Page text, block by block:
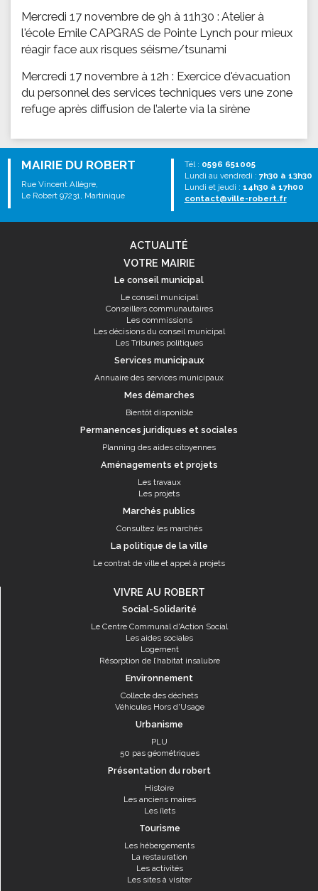
Mercredi 17 novembre de 9h à 11h30 : Atelier à
l'école Emile CAPGRAS de Pointe Lynch pour mieux
réagir face aux risques séisme/tsunami
Mercredi 17 novembre à 12h : Exercice d'évacuation
du personnel des services techniques vers une zone
refuge après diffusion de l’alerte via la sirène
MAIRIE DU ROBERT
Rue Vincent Allègre,
Le Robert 97231, Martinique
Tél : 0596 651005
Lundi au vendredi : 7h30 à 13h30
Lundi et jeudi : 14h30 à 17h00
contact@ville-robert.fr
ACTUALITÉ
VOTRE MAIRIE
Le conseil municipal
Le conseil municipal
Conseillers communautaires
Les commissions
Les décisions du conseil municipal
Les Tribunes politiques
Services municipaux
Annuaire des services municipaux
Mes démarches
Bientôt disponible
Permanences juridiques et sociales
Planning des aides citoyennes
Aménagements et projets
Les travaux
Les projets
Marchés publics
Consultez les marchés
La politique de la ville
Le contrat de ville et appel à projets
VIVRE AU ROBERT
Social-Solidarité
Le Centre Communal d'Action Social
Les aides sociales
Logement
Résorption de l’habitat insalubre
Environnement
Collecte des déchets
Véhicules Hors d'Usage
Urbanisme
PLU
50 pas géométriques
Présentation du robert
Histoire
Les anciens maires
Les îlets
Tourisme
Les hébergements
La restauration
Les activités
Les sites à visiter